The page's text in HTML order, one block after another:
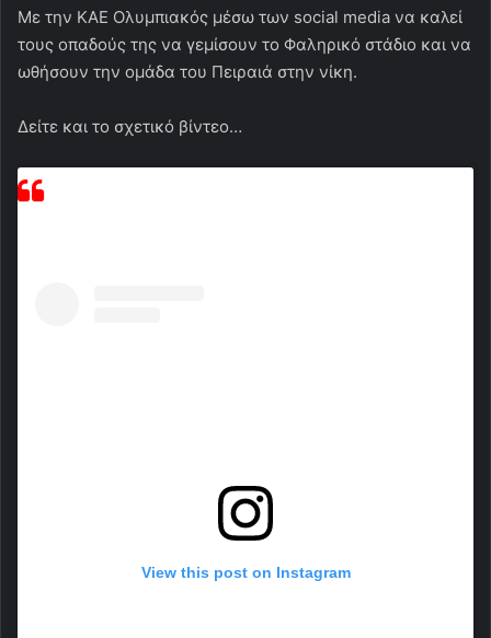
Με την ΚΑΕ Ολυμπιακός μέσω των social media να καλεί
τους οπαδούς της να γεμίσουν το Φαληρικό στάδιο και να
ωθήσουν την ομάδα του Πειραιά στην νίκη.
Δείτε και το σχετικό βίντεο…
View this post on Instagram